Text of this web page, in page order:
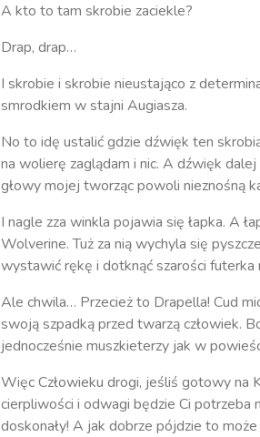
A kto to tam skrobie zaciekle?
Drap, drap…
I skrobie i skrobie nieustająco z
smrodkiem w stajni Augiasza.
No to idę ustalić gdzie dźwięk ten
na wolierę zaglądam i nic. A dźwięk
głowy mojej tworząc powoli nieznośną
I nagle zza winkla pojawia się łapka. A
Wolverine. Tuż za nią wychyla się
wystawić rękę i dotknąć szarości futerka
Ale chwila… Przecież to Drapella! Cud
swoją szpadką przed twarzą człowiek.
jednocześnie muszkieterzy jak w
Więc Człowieku drogi, jeśliś gotowy
cierpliwości i odwagi będzie Ci potrzeba
doskonały! A jak dobrze pójdzie to